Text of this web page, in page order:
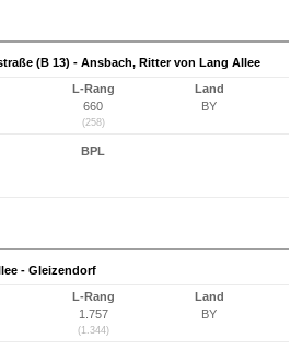
(B 13) - Ansbach, Ritter von Lang Allee
L-Rang
660
(258)
Land
BY
BPL
- Gleizendorf
L-Rang
1.757
(1.344)
Land
BY